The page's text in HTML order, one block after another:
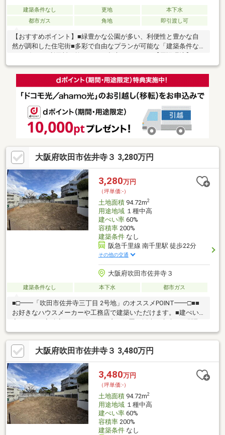
建築条件なし 更地
本下水
都市ガス
角地 即引渡し可
【おすすめポイント】■緑豊かな公園が多い、利便性と豊かな自
然が調和した住宅街■多彩で自由なプランが可能な「建築条件な
なぎ遊園まで徒歩1分■玉川学園保育園まで徒歩4分■デイリーカナ
ートイズミヤ山田西店まで徒歩9分■吹田山田西二郵便局まで徒歩
10分■フードネットマート 亥の子谷店まで徒歩10分■ともこ小児
科まで徒歩6分■高野台小学校まで徒歩12分■高野台中学校まで徒
大阪府吹田市佐井寺３ 3,280万円
3,280万円
（坪単価:-）
土地面積94.72m2
用途地域１種中高
建ぺい率60%
容積率200%
建築条件なし
阪急千里線 南千里駅 徒歩22分
その他の交通
大阪府吹田市佐井寺３
建築条件なし 本下水 都市ガス
■□━━「吹田市佐井寺三丁目 2号地」のオススメPOINT━━□■■
お好きなハウスメーカーや工務店で建築いただけます。■建ぺい
りを検討可能！■陽当たりとプライバシーを確保しやすい2階南側
にLDKを設けることや、 間口約11.2mのゆとりを活かし、駐車ス
ペースや玄関周りに配慮したプランも◎■飲食店などの店舗付き
住宅や事務所なども建築可能な、 第一種中高層住居専用地域内
に位置しています。 ※詳細はお問い合わせください。■周辺環
境・セブンイレブン吹田佐井寺4丁目店 徒歩4分(約300m)・吹田市
立佐井寺小学校 徒歩2分(約110m)
大阪府吹田市佐井寺３ 3,480万円
3,480万円
（坪単価:-）
土地面積94.72m2
用途地域１種中高
建ぺい率60%
容積率200%
建築条件なし